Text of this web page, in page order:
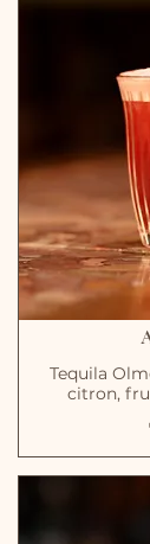
Tequila
citron,